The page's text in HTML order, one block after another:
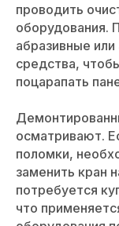
проводить
оборудования.
абразивные
средства,
поцарапать
осматривают.
поломки,
заменить кран
потребуется
что